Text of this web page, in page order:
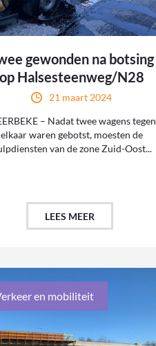
gewonden na botsing
op Halsesteenweg/N28
21 maart 2024
– Nadat twee wagens tegen
elkaar waren gebotst, moesten de
van de zone Zuid-Oost...
LEES MEER
en mobiliteit